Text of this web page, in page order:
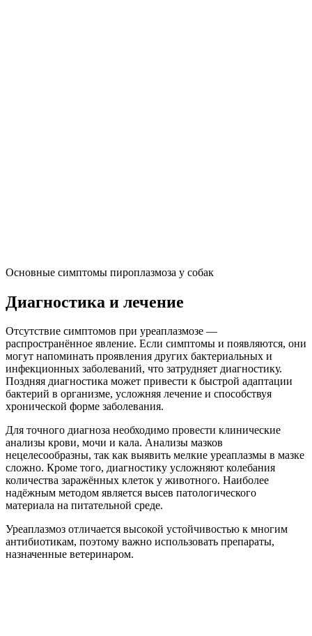
Основные симптомы пироплазмоза у собак
Диагностика и лечение
Отсутствие симптомов при уреаплазмозе —
распространённое явление. Если симптомы и появляются, они
могут напоминать проявления других бактериальных и
инфекционных заболеваний, что затрудняет диагностику.
Поздняя диагностика может привести к быстрой адаптации
бактерий в организме, усложняя лечение и способствуя
хронической форме заболевания.
Для точного диагноза необходимо провести клинические
анализы крови, мочи и кала. Анализы мазков
нецелесообразны, так как выявить мелкие уреаплазмы в мазке
сложно. Кроме того, диагностику усложняют колебания
количества заражённых клеток у животного. Наиболее
надёжным методом является высев патологического
материала на питательной среде.
Уреаплазмоз отличается высокой устойчивостью к многим
антибиотикам, поэтому важно использовать препараты,
назначенные ветеринаром.